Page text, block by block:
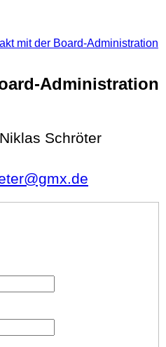
mit der Board-Administration
Administration
Schröter